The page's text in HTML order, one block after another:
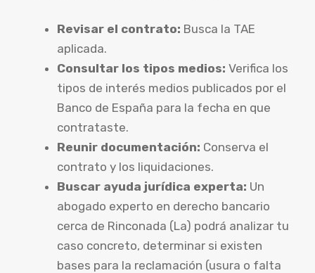
Revisar el contrato: Busca la TAE
aplicada.
Consultar los tipos medios: Verifica los
tipos de interés medios publicados por el
Banco de España para la fecha en que
contrataste.
Reunir documentación: Conserva el
contrato y los liquidaciones.
Buscar ayuda jurídica experta: Un
abogado experto en derecho bancario
cerca de Rinconada (La) podrá analizar tu
caso concreto, determinar si existen
bases para la reclamación (usura o falta